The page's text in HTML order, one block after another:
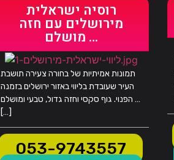
רוסיה ישראלית
מירושלים עם חזה
מושלם …
תמונות אמיתיות של בחורה צעירה תושבת
העיר שעובדת בליווי באזור ירושלים בזמנה
הפנוי. גוף סקסי וחזה גדול, טבעי ומושלם …
[…]
053-9743557